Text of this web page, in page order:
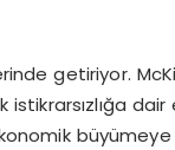
getiriyor.